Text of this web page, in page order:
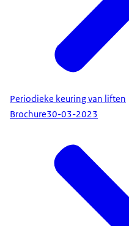
Periodieke keuring van liften
Brochure30-03-2023